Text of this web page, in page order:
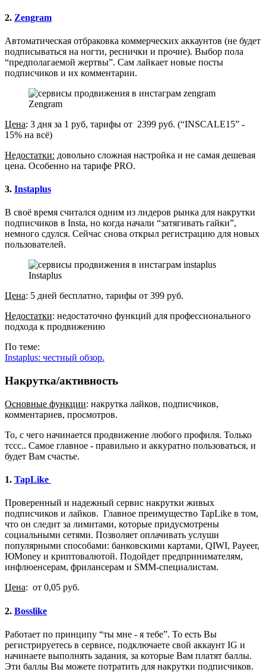
2. Zengram
Автоматическая отбраковка коммерческих аккаунтов (не будет
подписываться на ногти, реснички и прочие). Выбор пола
“предполагаемой жертвы”. Сам лайкает новые посты
подписчиков и их комментарии.
Zengram
Цена: 3 дня за 1 руб, тарифы от 2399 руб. (“INSCALE15” -
15% на всё)
Недостатки: довольно сложная настройка и не самая дешевая
цена. Особенно на тарифе PRO.
3. Instaplus
В своё время считался одним из лидеров рынка для накрутки
подписчиков в Insta, но когда начали “затягивать гайки”,
немного сдулся. Сейчас снова открыл регистрацию для новых
пользователей.
Instaplus
Цена: 5 дней бесплатно, тарифы от 399 руб.
Недостатки: недостаточно функций для профессионального
подхода к продвижению
По теме:
Instaplus: честный обзор.
Накрутка/активность
Основные функции: накрутка лайков, подписчиков,
комментариев, просмотров.
То, с чего начинается продвижение любого профиля. Только
тссс.. Самое главное - правильно и аккуратно пользоваться, и
будет Вам счастье.
1. TapLike
Проверенный и надежный сервис накрутки живых
подписчиков и лайков. Главное преимущество TapLike в том,
что он следит за лимитами, которые придусмотрены
социальными сетями. Позволяет оплачивать услуши
популярными способами: банковскими картами, QIWI, Payeer,
ЮMoney и криптовалютой. Подойдет предпринимателям,
инфлюенсерам, фрилансерам и SMM-специалистам.
Цена: от 0,05 руб.
2. Bosslike
Работает по принципу “ты мне - я тебе”. То есть Вы
регистрируетесь в сервисе, подключаете свой аккаунт IG и
начинаете выполнять задания, за которые Вам платят баллы.
Эти баллы Вы можете потратить для накрутки подписчиков.